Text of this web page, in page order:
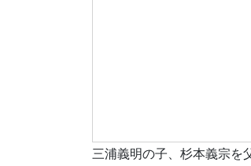
三浦義明の子、杉本義宗を